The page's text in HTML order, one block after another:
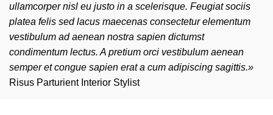
ullamcorper nisl eu justo in a scelerisque. Feugiat sociis
platea felis sed lacus maecenas consectetur elementum
vestibulum ad aenean nostra sapien dictumst
condimentum lectus. A pretium orci vestibulum aenean
semper et congue sapien erat a cum adipiscing sagittis.»
Risus Parturient Interior Stylist